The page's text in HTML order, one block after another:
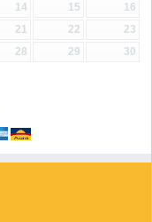
14 15
16
21 22
23
28 29
30